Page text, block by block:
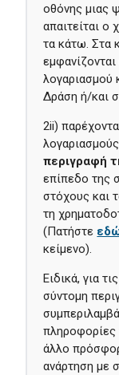
οθόνης μιας
απαιτείται ο
τα κάτω. Στα
λογαριασμού
Δράση ή/και
2ii)
περιγραφή
επίπεδο της
στόχους και
τη
(Πατήστε
κείμενο).
Ειδικά, για
σύντομη
πληροφορίες
άλλο
ανάρτηση με